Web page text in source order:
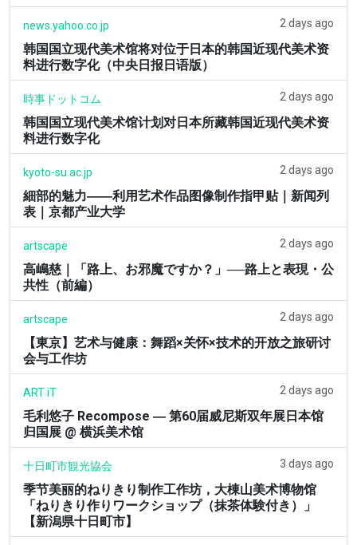
news.yahoo.co.jp 2 days ago
韩国国立现代美术馆将对位于日本的韩国近现代美术资
料进行数字化（中央日报日语版）
時事ドットコム 2 days ago
韩国国立现代美术馆计划对日本所藏韩国近现代美术资
料进行数字化
kyoto-su.ac.jp 2 days ago
細部的魅力――利用艺术作品图像制作指甲贴｜新闻列
表｜京都产业大学
artscape 2 days ago
高嶋慈｜「路上、お邪魔ですか？」──路上と表現・公
共性（前編）
artscape 2 days ago
【東京】艺术与健康：舞蹈×关怀×技术的开放之旅研讨
会与工作坊
ART iT 2 days ago
毛利悠子 Recompose ― 第60届威尼斯双年展日本馆
归国展 @ 横浜美术馆
十日町市観光協会 3 days ago
季节美丽的ねりきり制作工作坊，大棟山美术博物馆
「ねりきり作りワークショップ（抹茶体験付き）」
【新潟県十日町市】